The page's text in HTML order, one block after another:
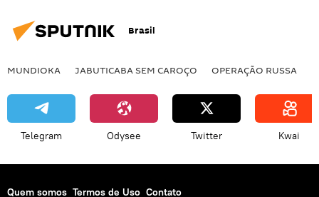
Brasil
MUNDIOKA JABUTICABA SEM CAROÇO OPERAÇÃO RUSSA
Telegram Odysee Twitter Kwai
Quem somos Termos de Uso Contato